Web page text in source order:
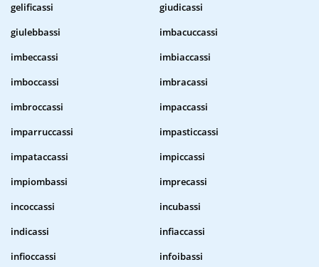
gelificassi
giudicassi
giulebbassi
imbacuccassi
imbeccassi
imbiaccassi
imboccassi
imbracassi
imbroccassi
impaccassi
imparruccassi
impasticcassi
impataccassi
impiccassi
impiombassi
imprecassi
incoccassi
incubassi
indicassi
infiaccassi
infioccassi
infoibassi